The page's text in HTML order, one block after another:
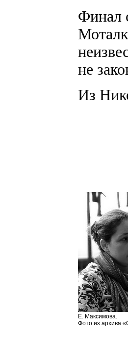
Финал
не
Из
Е. Максимова.
Фото из архива